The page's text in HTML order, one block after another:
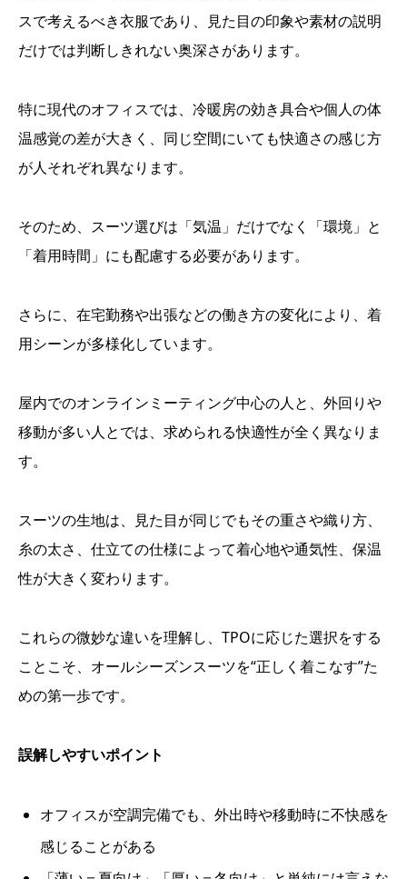
スで考えるべき衣服であり、見た目の印象や素材の説明
だけでは判断しきれない奥深さがあります。
特に現代のオフィスでは、冷暖房の効き具合や個人の体
温感覚の差が大きく、同じ空間にいても快適さの感じ方
が人それぞれ異なります。
そのため、スーツ選びは「気温」だけでなく「環境」と
「着用時間」にも配慮する必要があります。
さらに、在宅勤務や出張などの働き方の変化により、着
用シーンが多様化しています。
屋内でのオンラインミーティング中心の人と、外回りや
移動が多い人とでは、求められる快適性が全く異なりま
す。
スーツの生地は、見た目が同じでもその重さや織り方、
糸の太さ、仕立ての仕様によって着心地や通気性、保温
性が大きく変わります。
これらの微妙な違いを理解し、TPOに応じた選択をする
ことこそ、オールシーズンスーツを“正しく着こなす”た
めの第一歩です。
誤解しやすいポイント
オフィスが空調完備でも、外出時や移動時に不快感を
感じることがある